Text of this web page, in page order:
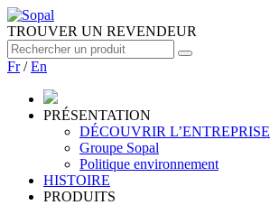
TROUVER UN REVENDEUR
Fr/En
PRÉSENTATION
DÉCOUVRIR L’ENTREPRISE
Groupe Sopal
Politique environnement
HISTOIRE
PRODUITS